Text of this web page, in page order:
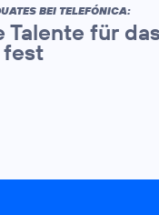
BEI TELEFÓNICA:
Talente für
fest